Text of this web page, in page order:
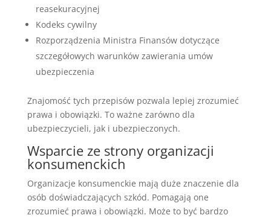
reasekuracyjnej
Kodeks cywilny
Rozporządzenia Ministra Finansów dotyczące
szczegółowych warunków zawierania umów
ubezpieczenia
Znajomość tych przepisów pozwala lepiej zrozumieć
prawa i obowiązki. To ważne zarówno dla
ubezpieczycieli, jak i ubezpieczonych.
Wsparcie ze strony organizacji
konsumenckich
Organizacje konsumenckie mają duże znaczenie dla
osób doświadczających szkód. Pomagają one
zrozumieć prawa i obowiązki. Może to być bardzo